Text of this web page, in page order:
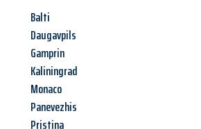
Balti
Daugavpils
Gamprin
Kaliningrad
Monaco
Panevezhis
Pristina